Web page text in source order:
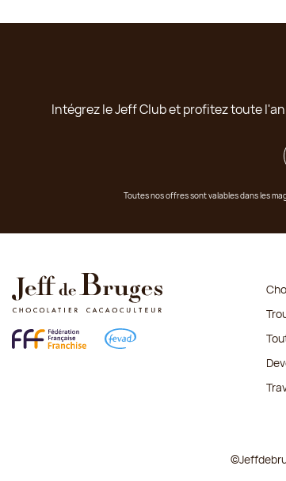
Intégrez le Jeff Club et profitez toute
Toutes nos offres sont valables dans les